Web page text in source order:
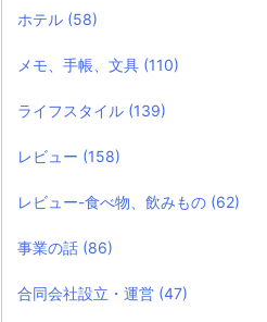
ホテル (58)
メモ、手帳、文具 (110)
ライフスタイル (139)
レビュー (158)
レビュー-食べ物、飲みもの (62)
事業の話 (86)
合同会社設立・運営 (47)